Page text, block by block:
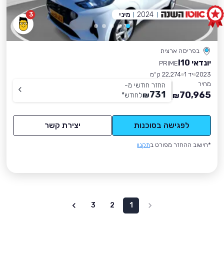
3
בפריסה ארצית
יונדאי I10
PRIME
2023 יד 1
22,274 ק״מ
מחיר
70,965
₪
החזר חודשי מ-
731
₪לחודש*
לפגישה בסוכנות יצירת קשר
*חישוב ההחזר מפורט בתקנון
2024 מיני
1
2
3